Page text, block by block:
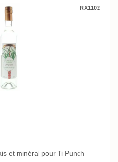
RX1102
et minéral pour Ti Punch